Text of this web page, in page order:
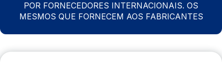
POR FORNECEDORES INTERNACIONAIS. OS
MESMOS QUE FORNECEM AOS FABRICANTES